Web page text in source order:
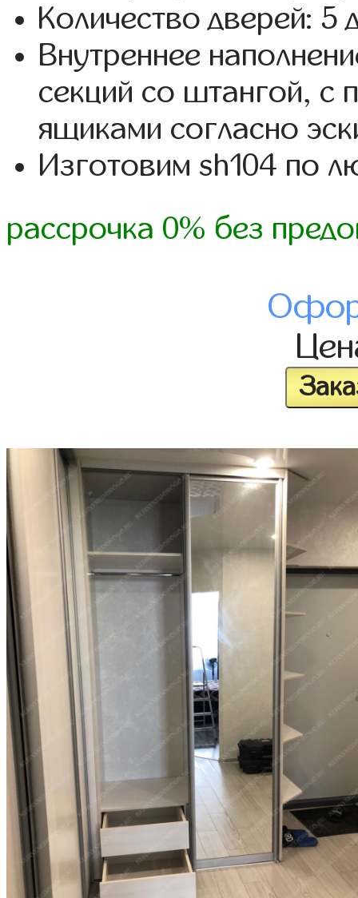
Количество дверей: 5
Внутреннее
секций со штангой, с
ящиками согласно
Изготовим sh104 по
рассрочка 0% без